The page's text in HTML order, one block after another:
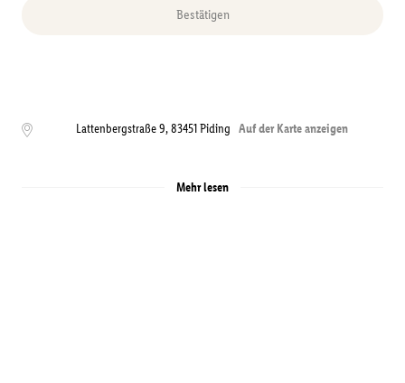
Bestätigen
Lattenbergstraße 9,83451Piding Auf der Karte anzeigen
Mehr lesen